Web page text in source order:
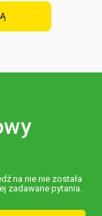
na nie nie została
zadawane pytania.